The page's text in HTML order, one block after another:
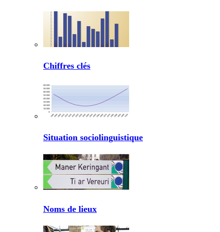
Chiffres clés
Situation sociolinguistique
Noms de lieux